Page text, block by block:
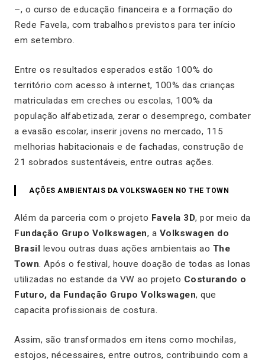
–, o curso de educação financeira e a formação do
Rede Favela, com trabalhos previstos para ter início
em setembro.
Entre os resultados esperados estão 100% do
território com acesso à internet, 100% das crianças
matriculadas em creches ou escolas, 100% da
população alfabetizada, zerar o desemprego, combater
a evasão escolar, inserir jovens no mercado, 115
melhorias habitacionais e de fachadas, construção de
21 sobrados sustentáveis, entre outras ações.
AÇÕES AMBIENTAIS DA VOLKSWAGEN NO THE TOWN
Além da parceria com o projeto Favela 3D, por meio da
Fundação Grupo Volkswagen, a Volkswagen do
Brasil levou outras duas ações ambientais ao The
Town. Após o festival, houve doação de todas as lonas
utilizadas no estande da VW ao projeto Costurando o
Futuro, da Fundação Grupo Volkswagen, que
capacita profissionais de costura.
Assim, são transformados em itens como mochilas,
estojos, nécessaires, entre outros, contribuindo com a